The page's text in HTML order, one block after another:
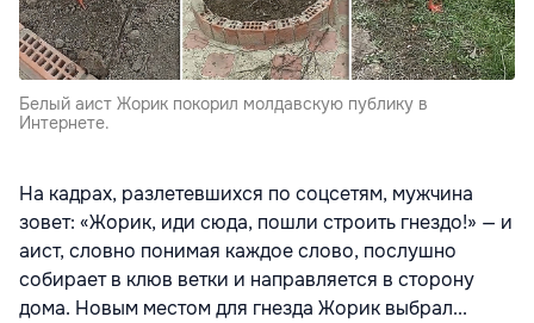
Белый аист Жорик покорил молдавскую публику в
Интернете.
На кадрах, разлетевшихся по соцсетям, мужчина
зовет: «Жорик, иди сюда, пошли строить гнездо!» — и
аист, словно понимая каждое слово, послушно
собирает в клюв ветки и направляется в сторону
дома. Новым местом для гнезда Жорик выбрал...